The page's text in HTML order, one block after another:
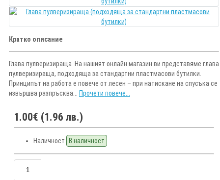
Кратко описание
Глава пулверизираща На нашият онлайн магазин ви представяме глава
пулверизираща, подходяща за стандартни пластмасови бутилки.
Принципът на работа е повече от лесен – при натискане на спусъка се
извършва разпръсква... Прочети повече...
1.00€ (1.96 лв.)
Наличност В наличност